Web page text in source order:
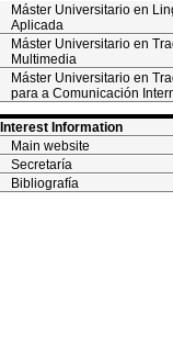
Máster Universitario en
Aplicada
Máster Universitario en
Multimedia
Máster Universitario en
para a Comunicación
Interest Information
Main website
Secretaría
Bibliografía